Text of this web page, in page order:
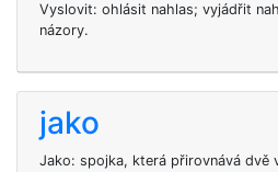
Vyslovit: ohlásit nahlas; vyjádřit
názory.
jako
Jako: spojka, která přirovnává dvě